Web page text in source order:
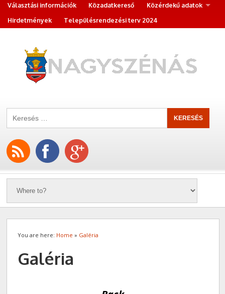
Választási információk
Közadatkereső
Közérdekű adatok
Hirdetmények
Településrendezési terv 2024
You are here: Home » Galéria
Galéria